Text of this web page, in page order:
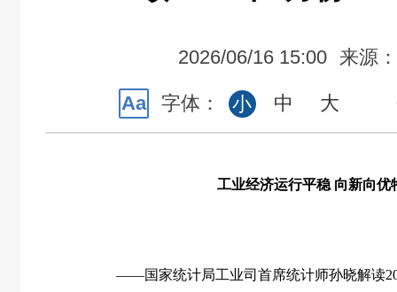
2026/06/16 15:00 来源
Aa 字体： 小 中 大
工业经济运行平稳 向新向优
——国家统计局工业司首席统计师孙晓解读